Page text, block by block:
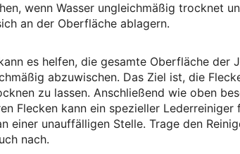
wenn Wasser ungleichmäßig trocknet
an der Oberfläche ablagern.
es helfen, die gesamte Oberfläche der
abzuwischen. Das Ziel ist, die
zu lassen. Anschließend wie oben
Flecken kann ein spezieller
einer unauffälligen Stelle. Trage den
nach.